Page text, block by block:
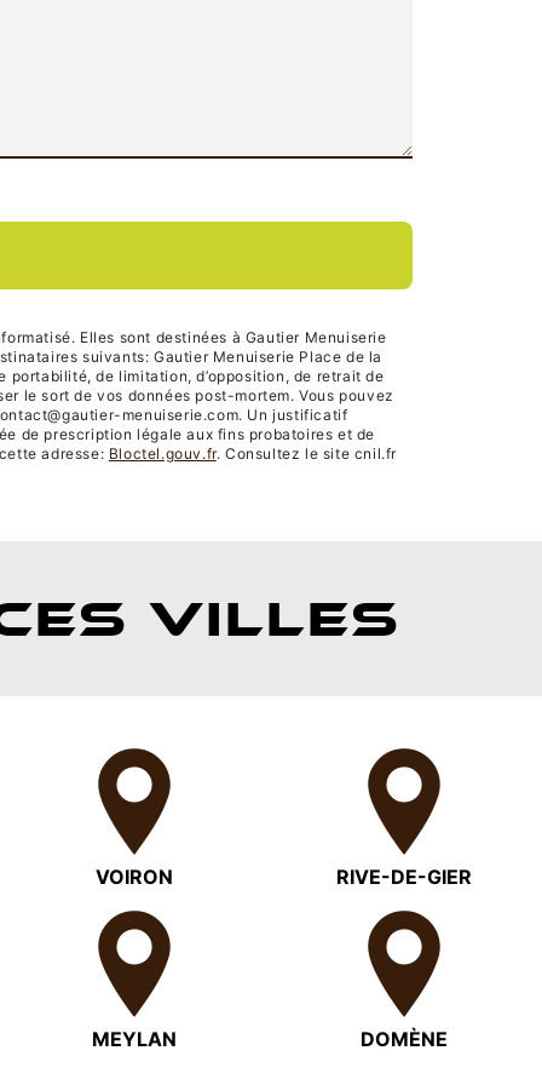
Elles sont destinées à Gautier Menuiserie
suivants: Gautier Menuiserie Place de la
portabilité, de limitation, d’opposition, de retrait de
le sort de vos données post-mortem. Vous pouvez
menuiserie.com. Un justificatif
de prescription légale aux fins probatoires et de
adresse: Bloctel.gouv.fr. Consultez le site cnil.fr
VILLES
VOIRON RIVE-DE-GIER
MEYLAN DOMÈNE